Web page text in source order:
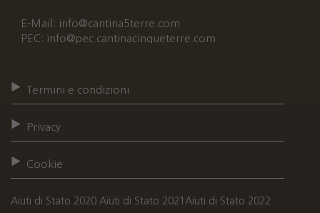
E-Mail: info@cantina5terre.com
PEC: info@pec.cantinacinqueterre.com
Termini e condizioni
Privacy
Cookie
Aiuti di Stato 2020 Aiuti di Stato 2021 Aiuti di Stato 2022